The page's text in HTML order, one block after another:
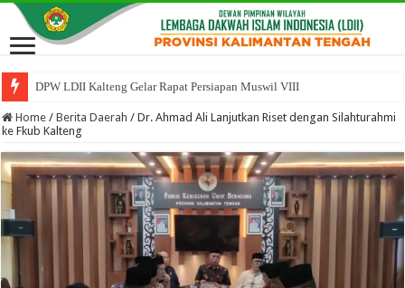
DPW LDII Kalteng Gelar Rapat Persiapan Muswil VIII
Home / Berita Daerah / Dr. Ahmad Ali Lanjutkan Riset dengan Silahturahmi
ke Fkub Kalteng